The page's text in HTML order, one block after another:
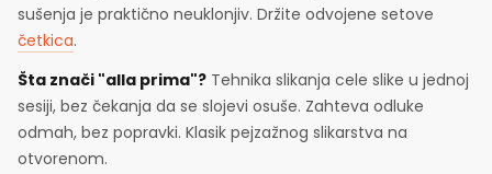
sušenja je praktično neuklonjiv. Držite odvojene setove
četkica.
Šta znači "alla prima"? Tehnika slikanja cele slike u jednoj
sesiji, bez čekanja da se slojevi osuše. Zahteva odluke
odmah, bez popravki. Klasik pejzažnog slikarstva na
otvorenom.